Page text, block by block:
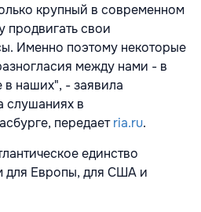
крупный в современном
продвигать свои
Именно поэтому некоторые
между нами - в
в наших", - заявила
слушаниях в
передаетria.ru.
единство
для Европы, для США и